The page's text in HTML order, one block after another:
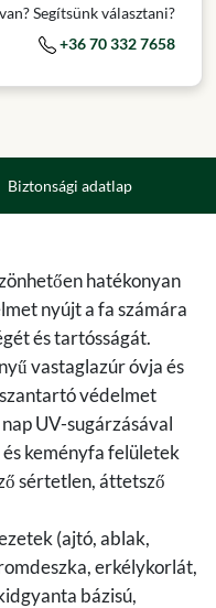
Segítsünk választani?
+36 70 332 7658
Biztonsági adatlap
hatékonyan
nyújt a fa számára
és tartósságát.
vastaglazúr óvja és
védelmet
UV-sugárzásával
keményfa felületek
sértetlen, áttetsző
(ajtó, ablak,
erkélykorlát,
bázisú,